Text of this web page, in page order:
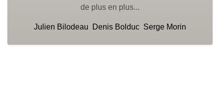
de plus en plus...
Julien Bilodeau Denis Bolduc Serge Morin